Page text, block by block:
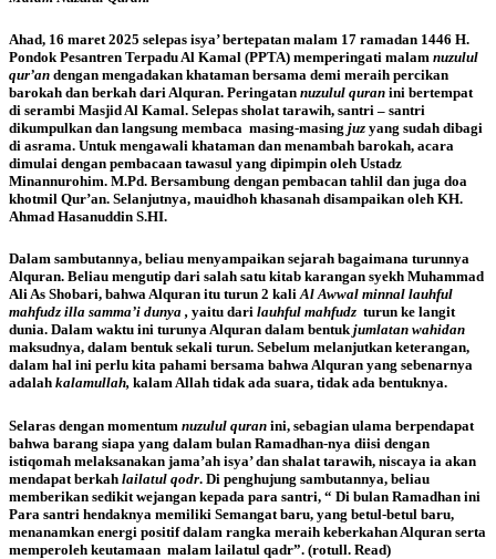
Ahad, 16 maret 2025 selepas isya’ bertepatan malam 17 ramadan 1446 H.
Pondok Pesantren Terpadu Al Kamal (PPTA) memperingati malam nuzulul
qur’an dengan mengadakan khataman bersama demi meraih percikan
barokah dan berkah dari Alquran. Peringatan nuzulul quran ini bertempat
di serambi Masjid Al Kamal. Selepas sholat tarawih, santri – santri
dikumpulkan dan langsung membaca masing-masing juz yang sudah dibagi
di asrama. Untuk mengawali khataman dan menambah barokah, acara
dimulai dengan pembacaan tawasul yang dipimpin oleh Ustadz
Minannurohim. M.Pd. Bersambung dengan pembacan tahlil dan juga doa
khotmil Qur’an. Selanjutnya, mauidhoh khasanah disampaikan oleh KH.
Ahmad Hasanuddin S.HI.
Dalam sambutannya, beliau menyampaikan sejarah bagaimana turunnya
Alquran. Beliau mengutip dari salah satu kitab karangan syekh Muhammad
Ali As Shobari, bahwa Alquran itu turun 2 kaliAl Awwal minnal lauhful
mahfudz illa samma’i dunya , yaitu dari lauhful mahfudz turun ke langit
dunia. Dalam waktu ini turunya Alquran dalam bentukjumlatan wahidan
maksudnya, dalam bentuk sekali turun. Sebelum melanjutkan keterangan,
dalam hal ini perlu kita pahami bersama bahwa Alquran yang sebenarnya
adalah kalamullah, kalam Allah tidak ada suara, tidak ada bentuknya.
Selaras dengan momentum nuzulul quran ini, sebagian ulama berpendapat
bahwa barang siapa yang dalam bulan Ramadhan-nya diisi dengan
istiqomah melaksanakan jama’ah isya’ dan shalat tarawih, niscaya ia akan
mendapat berkah lailatul qodr. Di penghujung sambutannya, beliau
memberikan sedikit wejangan kepada para santri, “ Di bulan Ramadhan ini
Para santri hendaknya memiliki Semangat baru, yang betul-betul baru,
menanamkan energi positif dalam rangka meraih keberkahan Alquran serta
memperoleh keutamaan malam lailatul qadr”. (rotull. Read)